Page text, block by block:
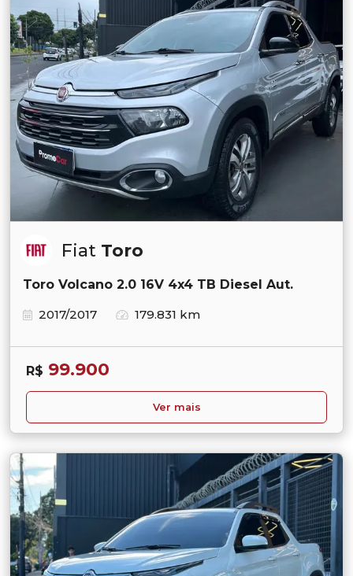
Fiat Toro
Toro Volcano 2.0 16V 4x4 TB Diesel Aut.
2017/2017
179.831 km
R$ 99.900
Ver mais